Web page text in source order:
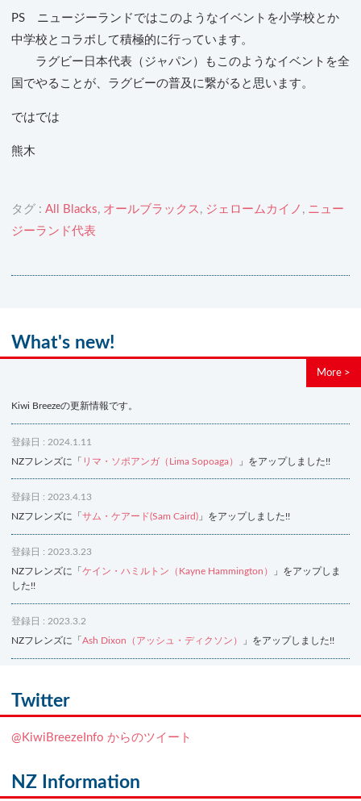
PS ニュージーランドではこのようなイベントを小学校とか
中学校とコラボして積極的に行っています。
ラグビー日本代表（ジャパン）もこのようなイベントを全
国でやることが、ラグビーの普及に繋がると思います。
ではでは
熊木
タグ : All Blacks, オールブラックス , ジェロームカイノ , ニュー
ジーランド代表
What's new!
More >
Kiwi Breezeの更新情報です。
登録日 : 2024.1.11
NZフレンズに「 リマ・ソポアンガ（Lima Sopoaga） 」をアップしました!!
登録日 : 2023.4.13
NZフレンズに「 サム・ケアード(Sam Caird) 」をアップしました!!
登録日 : 2023.3.23
NZフレンズに「 ケイン・ハミルトン（Kayne Hammington）
」をアップしま
した!!
登録日 : 2023.3.2
NZフレンズに「 Ash Dixon（アッシュ・ディクソン） 」をアップしました!!
NZフレンズに「
登録日 : 2019.4.10
Twitter
@KiwiBreezeInfo からのツイート
NZ Information